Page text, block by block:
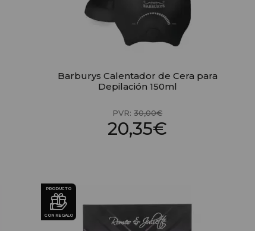
Barburys Calentador de Cera para
Depilación 150ml
PVR:30,00€
20,35€
PRODUCTO
CON REGALO